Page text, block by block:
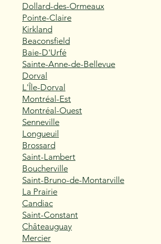
Dollard-des-Ormeaux
Pointe-Claire
Kirkland
Beaconsfield
Baie-D'Urfé
Sainte-Anne-de-Bellevue
Dorval
L'Île-Dorval
Montréal-Est
Montréal-Ouest
Senneville
Longueuil
Brossard
Saint-Lambert
Boucherville
Saint-Bruno-de-Montarville
La Prairie
Candiac
Saint-Constant
Châteauguay
Mercier